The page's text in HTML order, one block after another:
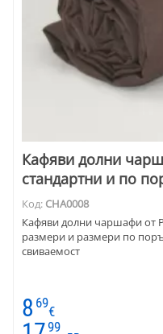
Кафяви долни
стандартни и по
Код: CHA0008
Кафяви долни чаршафи от
размери и размери по
свиваемост
8 69
€
99